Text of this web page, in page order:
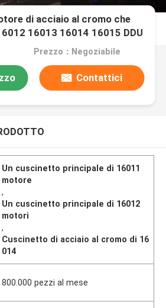
di acciaio al cromo che
16013 16014 16015 DDU
Prezzo：Negoziabile
Contattici
Un cuscinetto principale di 16011
motore
,
Un cuscinetto principale di 16012
motori
,
Cuscinetto di acciaio al cromo di 16
014
800.000 pezzi al mese